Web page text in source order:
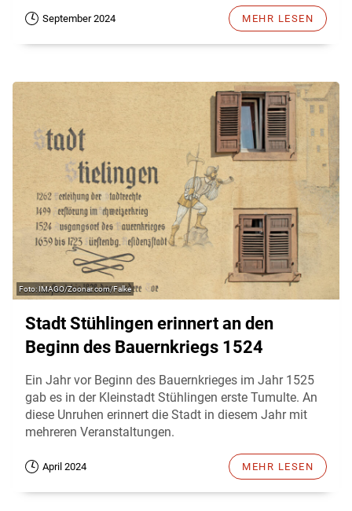
September 2024 MEHR LESEN
IMAGO/Zoonar.com/Falke
Stadt Stühlingen erinnert an den
Beginn des Bauernkriegs 1524
Ein Jahr vor Beginn des Bauernkrieges im Jahr 1525
gab es in der Kleinstadt Stühlingen erste Tumulte. An
diese Unruhen erinnert die Stadt in diesem Jahr mit
mehreren Veranstaltungen.
April 2024 MEHR LESEN